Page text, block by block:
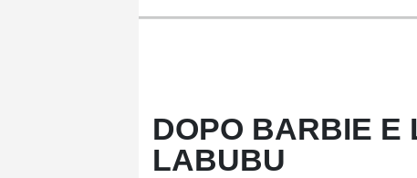
DOPO BARBIE E
LABUBU